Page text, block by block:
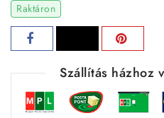
Raktáron
Szállítás házhoz